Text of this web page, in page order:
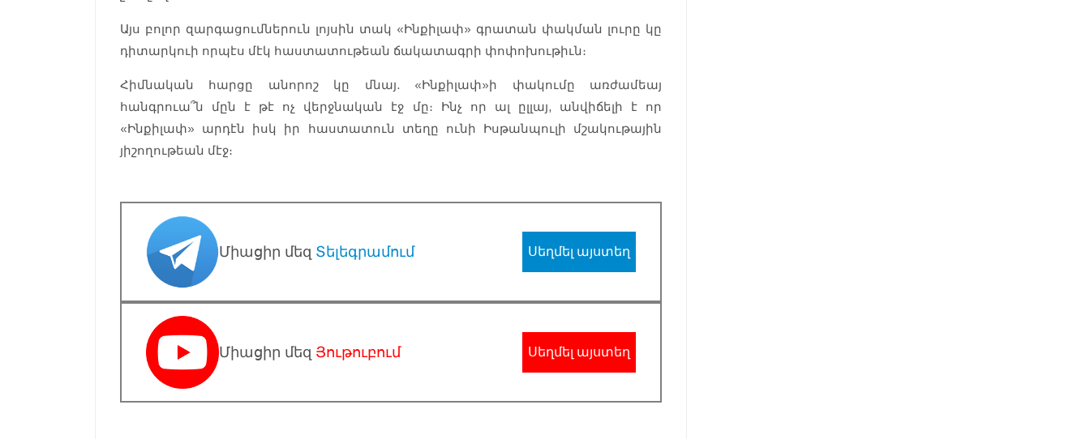
Այս բոլոր զարգացումներուն լոյսին տակ «Ինքիլափ» գրատան փակման լուրը կը
դիտարկուի որպէս մէկ հաստատութեան ճակատագրի փոփոխութիւն։
Հիմնական հարցը անորոշ կը մնայ. «Ինքիլափ»ի փակումը առժամեայ
հանգրուա՞ն մըն է թէ ոչ վերջնական էջ մը։ Ինչ որ ալ ըլլայ, անվիճելի է որ
«Ինքիլափ» արդէն իսկ իր հաստատուն տեղը ունի Իսթանպուլի մշակութային
յիշողութեան մէջ։
Միացիր մեզ Տելեգրամում Սեղմել այստեղ
Միացիր մեզ Յութուբում Սեղմել այստեղ